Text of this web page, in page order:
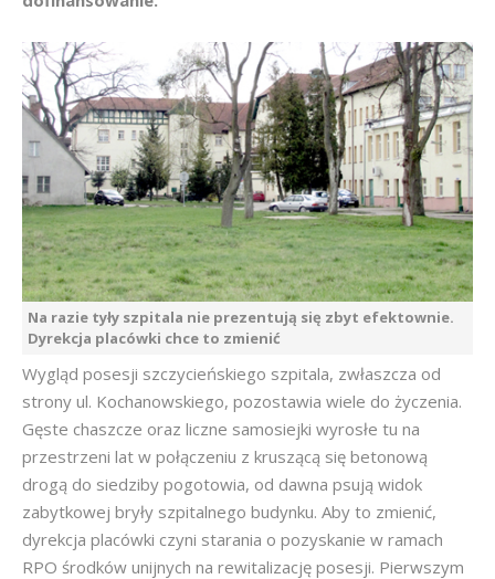
Na razie tyły szpitala nie prezentują się zbyt efektownie.
Dyrekcja placówki chce to zmienić
Wygląd posesji szczycieńskiego szpitala, zwłaszcza od
strony ul. Kochanowskiego, pozostawia wiele do życzenia.
Gęste chaszcze oraz liczne samosiejki wyrosłe tu na
przestrzeni lat w połączeniu z kruszącą się betonową
drogą do siedziby pogotowia, od dawna psują widok
zabytkowej bryły szpitalnego budynku. Aby to zmienić,
dyrekcja placówki czyni starania o pozyskanie w ramach
RPO środków unijnych na rewitalizację posesji. Pierwszym